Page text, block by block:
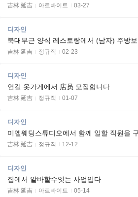
吉林 延吉 아르바이트 03-27
디자인
북대부근 양식 레스토랑에서 (남자) 주방
吉林 延吉 정규직 02-23
디자인
연길 옷가게에서 店员 모집합니다
吉林 延吉 정규직 01-07
디자인
미엘웨딩스튜디오에서 함께 일할 직원을
吉林 延吉 정규직 12-12
디자인
집에서 알바할수잇는 사업입다
吉林 延吉 아르바이트 05-14